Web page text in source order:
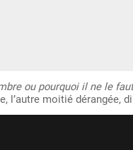
ou pourquoi il ne le
l’autre moitié dérangée,